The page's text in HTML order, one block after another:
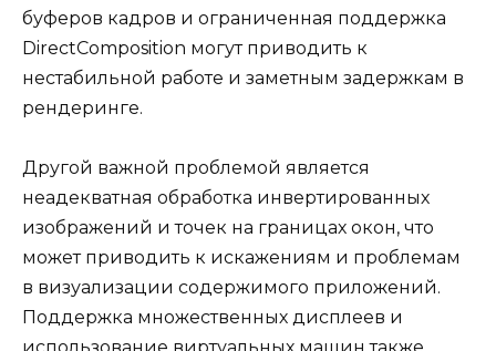
буферов кадров и ограниченная поддержка
DirectComposition могут приводить к
нестабильной работе и заметным задержкам в
рендеринге.
Другой важной проблемой является
неадекватная обработка инвертированных
изображений и точек на границах окон, что
может приводить к искажениям и проблемам
в визуализации содержимого приложений.
Поддержка множественных дисплеев и